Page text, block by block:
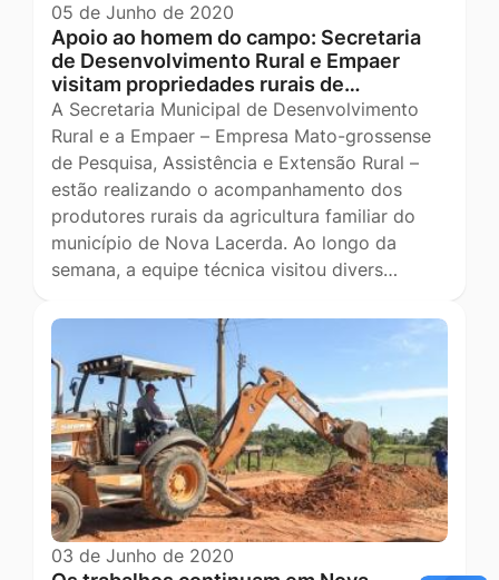
05 de Junho de 2020
Apoio ao homem do campo: Secretaria
de Desenvolvimento Rural e Empaer
visitam propriedades rurais de…
A Secretaria Municipal de Desenvolvimento
Rural e a Empaer – Empresa Mato-grossense
de Pesquisa, Assistência e Extensão Rural –
estão realizando o acompanhamento dos
produtores rurais da agricultura familiar do
município de Nova Lacerda. Ao longo da
semana, a equipe técnica visitou divers…
03 de Junho de 2020